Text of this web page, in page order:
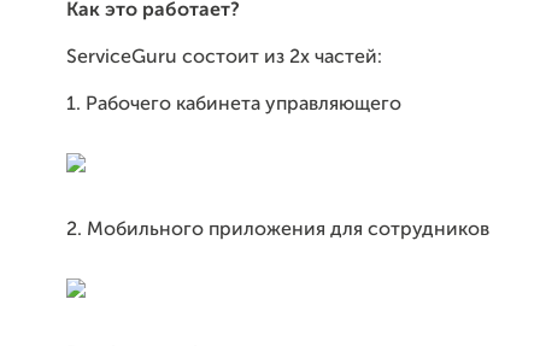
Как это работает?
ServiceGuru состоит из 2х частей:
1.​ Рабочего кабинета управляющего
2.​ Мобильного приложения для сотрудников